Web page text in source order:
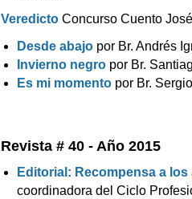
Veredicto Concurso Cuento
Desde abajo por Br. Andrés
Invierno negro por Br.
Es mi momento por Br.
Revista # 40 - Año 2015
Editorial: Recompensa a
coordinadora del Ciclo